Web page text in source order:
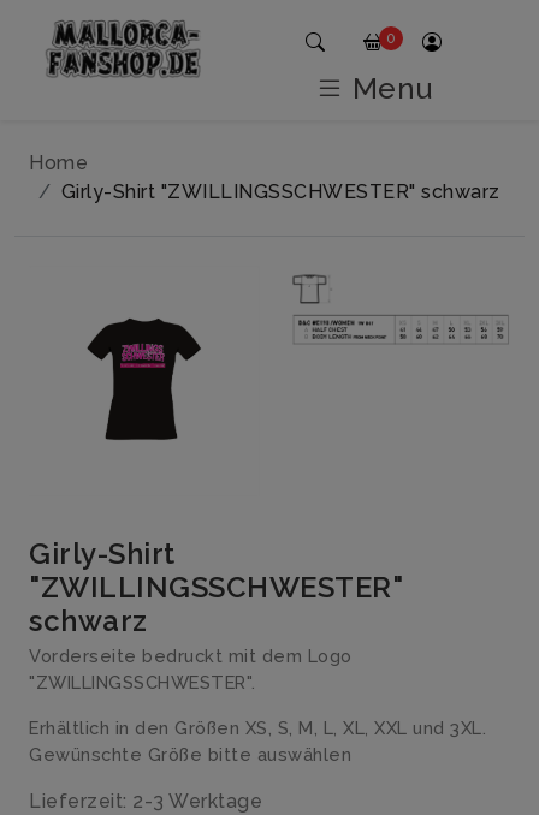
Home
Girly-Shirt "ZWILLINGSSCHWESTER" schwarz
Girly-Shirt
"ZWILLINGSSCHWESTER"
schwarz
Vorderseite bedruckt mit dem Logo
"ZWILLINGSSCHWESTER".
Erhältlich in den Größen XS, S, M, L, XL, XXL und 3XL.
Gewünschte Größe bitte auswählen
Lieferzeit: 2-3 Werktage
0
Menu